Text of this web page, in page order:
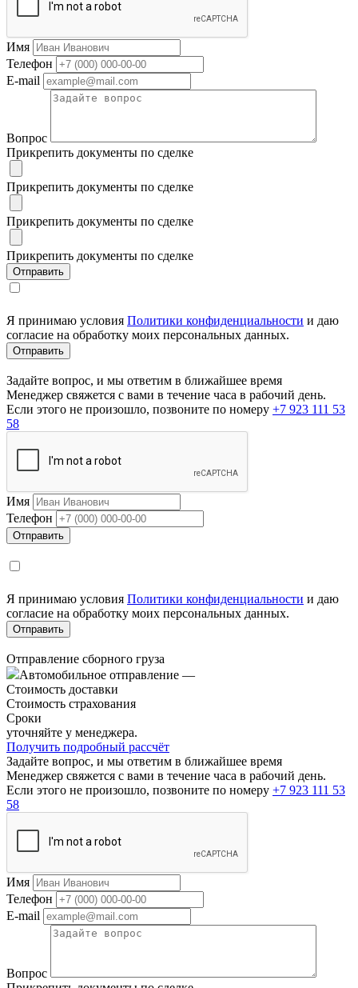
Имя
Телефон
E-mail
Вопрос
Прикрепить документы по сделке
Прикрепить документы по сделке
Прикрепить документы по сделке
Прикрепить документы по сделке
Я принимаю условия Политики конфиденциальности и даю
согласие на обработку моих персональных данных.
Задайте вопрос, и мы ответим в ближайшее время
Менеджер свяжется с вами в течение часа в рабочий день.
Если этого не произошло, позвоните по номеру +7 923 111 53
58
Имя
Телефон
Я принимаю условия Политики конфиденциальности и даю
согласие на обработку моих персональных данных.
Отправление сборного груза
Автомобильное отправление —
Стоимость доставки
Стоимость страхования
Сроки
уточняйте у менеджера.
Получить подробный рассчёт
Задайте вопрос, и мы ответим в ближайшее время
Менеджер свяжется с вами в течение часа в рабочий день.
Если этого не произошло, позвоните по номеру +7 923 111 53
58
Имя
Телефон
E-mail
Вопрос